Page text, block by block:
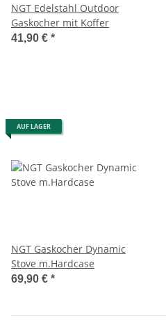
NGT Edelstahl Outdoor
Gaskocher mit Koffer
41,90 € *
AUF LAGER
NGT Gaskocher Dynamic
Stove m.Hardcase
69,90 € *